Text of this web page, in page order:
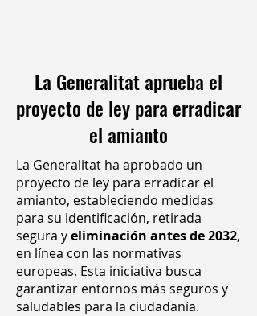
La Generalitat aprueba el
proyecto de ley para erradicar
el amianto
La Generalitat ha aprobado un
proyecto de ley para erradicar el
amianto, estableciendo medidas
para su identificación, retirada
segura yeliminación antes de 2032,
en línea con las normativas
europeas. Esta iniciativa busca
garantizar entornos más seguros y
saludables para la ciudadanía.